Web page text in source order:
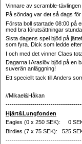
Vinnare av scramble-
På söndag var det så dags
Första boll startade 08:00 på
med bra förutsättningar
Sista dagens spel bjöd på
som fyra. Dick som ledde
I och med det vinner Claes
Dagarna i Araslöv bjöd på en
suverän anläggning!
Ett speciellt tack till Anders
//Mikael&Håkan
Hjärt&Lungfonden
Eagles (0 x 250 SEK): 0
Birdies (7 x 75 SEK): 525
-------------------------------------